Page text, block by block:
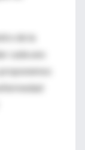
de la
cada uno